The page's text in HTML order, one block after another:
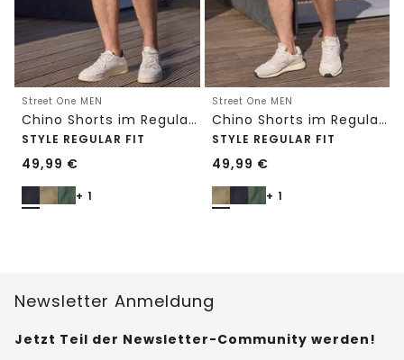
Street One MEN
Chino Shorts im Regular Fit mit Flexbund
STYLE REGULAR FIT
49,99 €
+ 1
Street One MEN
Chino Shorts im Regular Fit mit Flexbund
STYLE REGULAR FIT
49,99 €
+ 1
Newsletter Anmeldung
Jetzt Teil der Newsletter-Community werden!